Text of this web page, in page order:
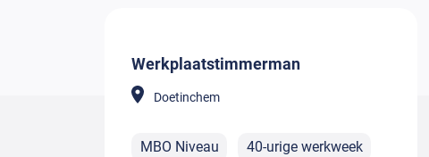
Werkplaatstimmerman
Doetinchem
MBO Niveau 40-urige werkweek